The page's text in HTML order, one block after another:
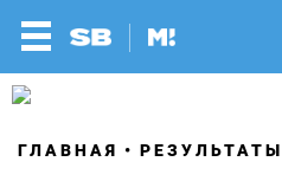
ГЛАВНАЯ РЕЗУЛЬТАТЫ